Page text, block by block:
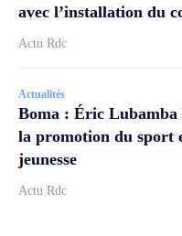
avec l’installation du
Actu Rdc
Actualités
Boma : Éric
la promotion du sport
jeunesse
Actu Rdc